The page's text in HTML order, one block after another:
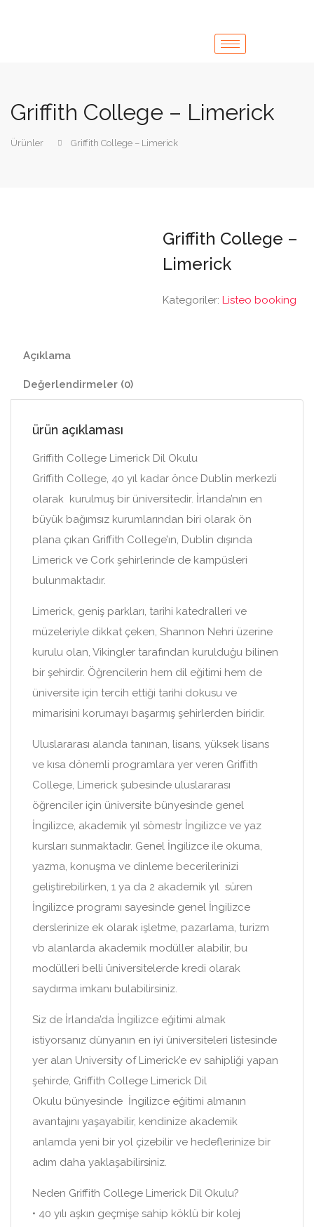
Griffith College – Limerick
Ürünler Griffith College – Limerick
Griffith College –
Limerick
Kategoriler:Listeo booking
Açıklama
Değerlendirmeler (0)
ürün açıklaması
Griffith College Limerick Dil Okulu
Griffith College, 40 yıl kadar önce Dublin merkezli
olarak kurulmuş bir üniversitedir. İrlanda’nın en
büyük bağımsız kurumlarından biri olarak ön
plana çıkan Griffith College’ın, Dublin dışında
Limerick ve Cork şehirlerinde de kampüsleri
bulunmaktadır.
Limerick, geniş parkları, tarihi katedralleri ve
müzeleriyle dikkat çeken, Shannon Nehri üzerine
kurulu olan, Vikingler tarafından kurulduğu bilinen
bir şehirdir. Öğrencilerin hem dil eğitimi hem de
üniversite için tercih ettiği tarihi dokusu ve
mimarisini korumayı başarmış şehirlerden biridir.
Uluslararası alanda tanınan, lisans, yüksek lisans
ve kısa dönemli programlara yer veren Griffith
College, Limerick şubesinde uluslararası
öğrenciler için üniversite bünyesinde genel
İngilizce, akademik yıl sömestr İngilizce ve yaz
kursları sunmaktadır. Genel İngilizce ile okuma,
yazma, konuşma ve dinleme becerilerinizi
geliştirebilirken, 1 ya da 2 akademik yıl süren
İngilizce programı sayesinde genel İngilizce
derslerinize ek olarak işletme, pazarlama, turizm
vb alanlarda akademik modüller alabilir, bu
modülleri belli üniversitelerde kredi olarak
saydırma imkanı bulabilirsiniz.
Siz de İrlanda’da İngilizce eğitimi almak
istiyorsanız dünyanın en iyi üniversiteleri listesinde
yer alan University of Limerick’e ev sahipliği yapan
şehirde, Griffith College Limerick Dil
Okulu bünyesinde İngilizce eğitimi almanın
avantajını yaşayabilir, kendinize akademik
anlamda yeni bir yol çizebilir ve hedeflerinize bir
adım daha yaklaşabilirsiniz.
Neden Griffith College Limerick Dil Okulu?
• 40 yılı aşkın geçmişe sahip köklü bir kolej